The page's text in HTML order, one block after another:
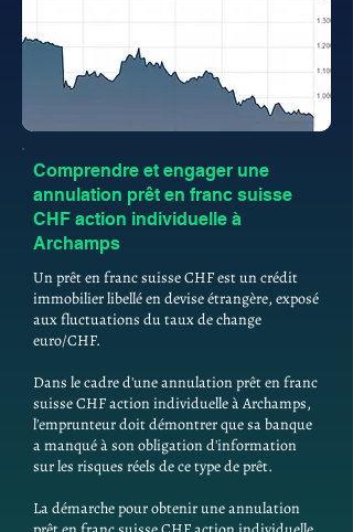
Comprendre et engager une
annulation prêt en franc suisse
CHF action individuelle à
Archamps
Un prêt en franc suisse CHF est un crédit
immobilier libellé en devise étrangère, exposé
aux fluctuations du taux de change
euro/CHF.
Dans le cadre d'une annulation prêt en franc
suisse CHF action individuelle à Archamps,
l'emprunteur doit démontrer que sa banque
a manqué à son obligation d'information
sur les risques réels de ce type de prêt.
La démarche pour obtenir une annulation